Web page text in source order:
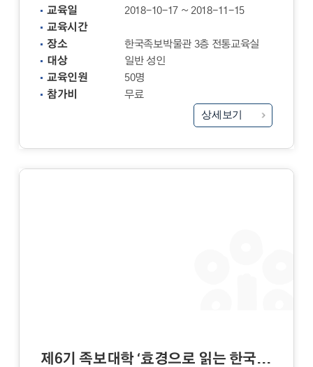
교육일
2018-10-17 ~ 2018-11-15
교육시간
장소
한국족보박물관 3층 전통교육실
대상
일반 성인
교육인원
50명
참가비
무료
상세보기
제6기 족보대학 ‘효경으로 읽는 한국인의 효 문화 ’